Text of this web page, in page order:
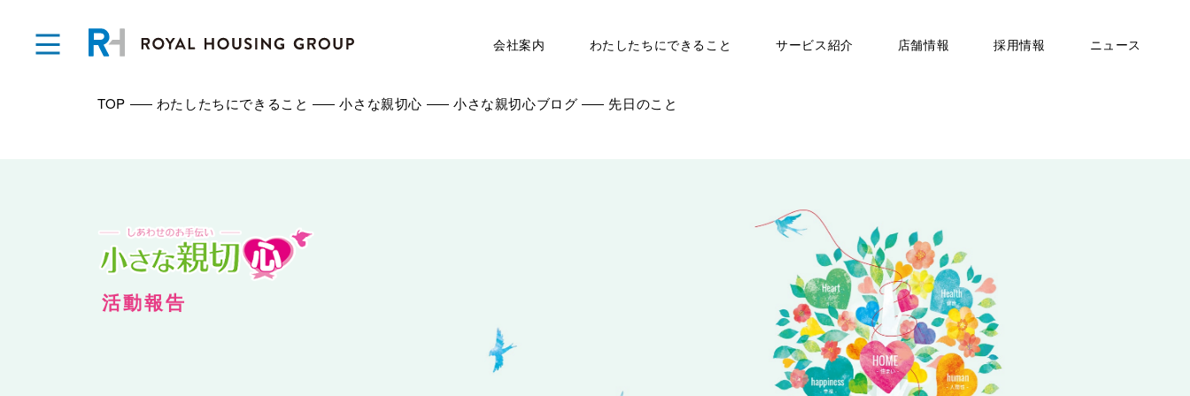
会社案内 わたしたちにできること サービス紹介 店舗情報 採用情報 ニュース
TOP わたしたちにできること 小さな親切心 小さな親切心ブログ 先日のこと
活動報告